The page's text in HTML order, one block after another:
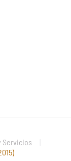
Servicios